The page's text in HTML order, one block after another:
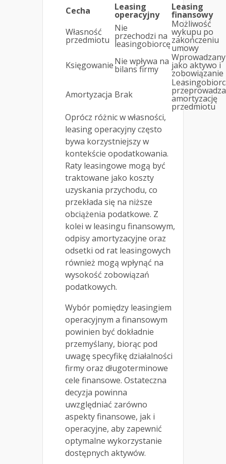
Cecha Leasing
operacyjny
Leasing
finansowy
Własność
przedmiotu
Nie
przechodzi na
leasingobiorcę
Możliwość
wykupu po
zakończeniu
umowy
KsięgowanieNie wpływa na
bilans firmy
Wprowadzany
jako aktywo i
zobowiązanie
Amortyzacja Brak przeprowadza
amortyzację
przedmiotu
Oprócz różnic w własności,
leasing operacyjny często
bywa korzystniejszy w
kontekście opodatkowania.
Raty leasingowe mogą być
traktowane jako koszty
uzyskania przychodu, co
przekłada się na niższe
obciążenia podatkowe. Z
kolei w leasingu finansowym,
odpisy amortyzacyjne oraz
odsetki od rat leasingowych
również mogą wpłynąć na
wysokość zobowiązań
podatkowych.
Wybór pomiędzy leasingiem
operacyjnym a finansowym
powinien być dokładnie
przemyślany, biorąc pod
uwagę specyfikę działalności
firmy oraz długoterminowe
cele finansowe. Ostateczna
decyzja powinna
uwzględniać zarówno
aspekty finansowe, jak i
operacyjne, aby zapewnić
optymalne wykorzystanie
dostępnych aktywów.